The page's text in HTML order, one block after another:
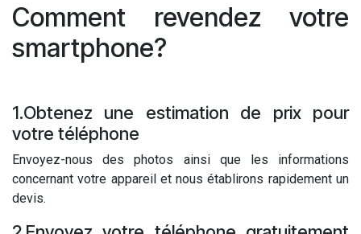
Comment revendez votre
smartphone?
1.Obtenez une estimation de prix pour
votre téléphone
Envoyez-nous des photos ainsi que les informations
concernant votre appareil et nous établirons rapidement un
devis.